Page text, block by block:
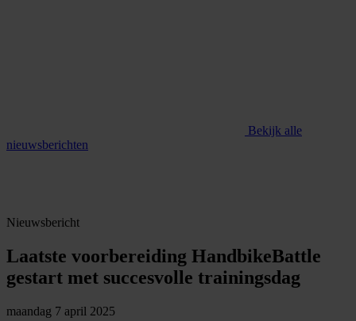
Bekijk alle
nieuwsberichten
Nieuwsbericht
Laatste voorbereiding HandbikeBattle
gestart met succesvolle trainingsdag
maandag 7 april 2025